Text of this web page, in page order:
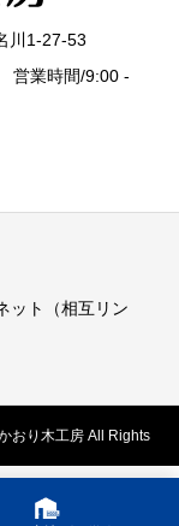
川1-27-53
業時間/9:00 -
ット（相互リン
おり木工房 All Rights